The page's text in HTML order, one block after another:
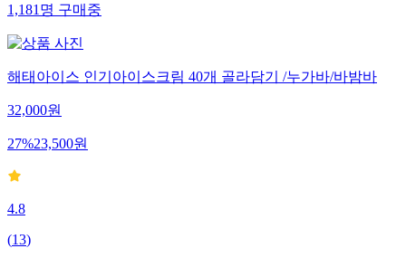
1,181명구매중
해태아이스 인기아이스크림 40개 골라담기 /누가바/바밤바
32,000원
27%23,500원
4.8
(13)